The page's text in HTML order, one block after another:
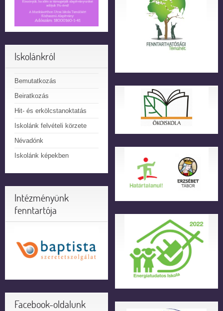
Iskolánkról
Bemutatkozás
Beiratkozás
Hit- és erkölcstanoktatás
Iskolánk felvételi körzete
Névadónk
Iskolánk képekben
Intézményünk
fenntartója
Facebook-oldalunk